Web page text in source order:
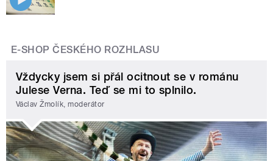
E-SHOP ČESKÉHO ROZHLASU
Vždycky jsem si přál ocitnout se v románu
Julese Verna. Teď se mi to splnilo.
Václav Žmolík, moderátor